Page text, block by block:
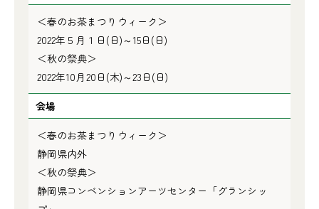
＜春のお茶まつりウィーク＞
2022年５月１日(日)～15日(日)
＜秋の祭典＞
2022年10月20日(木)～23日(日)
会場
＜春のお茶まつりウィーク＞
静岡県内外
＜秋の祭典＞
静岡県コンベンションアーツセンター「グランシッ